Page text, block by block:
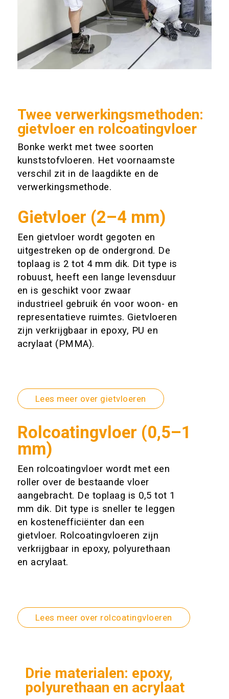
Twee verwerkingsmethoden:
gietvloer en rolcoatingvloer
Bonke werkt met twee soorten
kunststofvloeren. Het voornaamste
verschil zit in de laagdikte en de
verwerkingsmethode.
Gietvloer (2–4 mm)
Een gietvloer wordt gegoten en
uitgestreken op de ondergrond. De
toplaag is 2 tot 4 mm dik. Dit type is
robuust, heeft een lange levensduur
en is geschikt voor zwaar
industrieel gebruik én voor woon- en
representatieve ruimtes. Gietvloeren
zijn verkrijgbaar in epoxy, PU en
acrylaat (PMMA).
Lees meer over gietvloeren
Rolcoatingvloer (0,5–1
mm)
Een rolcoatingvloer wordt met een
roller over de bestaande vloer
aangebracht. De toplaag is 0,5 tot 1
mm dik. Dit type is sneller te leggen
en kostenefficiënter dan een
gietvloer. Rolcoatingvloeren zijn
verkrijgbaar in epoxy, polyurethaan
en acrylaat.
Lees meer over rolcoatingvloeren
Drie materialen: epoxy,
polyurethaan en acrylaat